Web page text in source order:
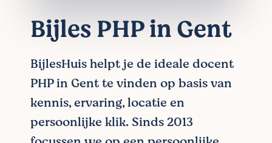
Bijles PHP in Gent
BijlesHuis helpt je de ideale docent
PHP in Gent te vinden op basis van
kennis, ervaring, locatie en
persoonlijke klik. Sinds 2013